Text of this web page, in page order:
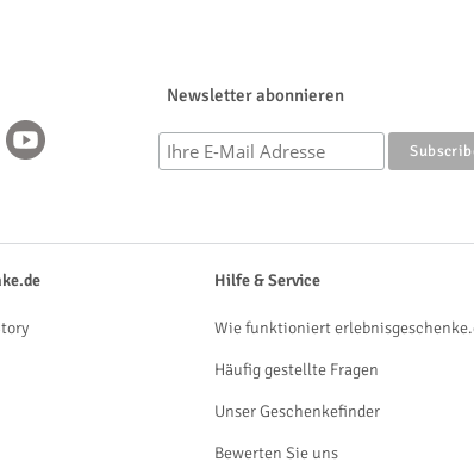
Newsletter abonnieren
Hilfe & Service
Wie funktioniert
Häufig gestellte Fragen
Unser Geschenkefinder
Bewerten Sie uns